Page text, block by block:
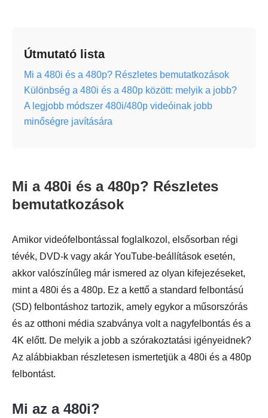
Útmutató lista
Mi a 480i és a 480p? Részletes bemutatkozások
Különbség a 480i és a 480p között: melyik a jobb?
A legjobb módszer 480i/480p videóinak jobb
minőségre javítására
Mi a 480i és a 480p? Részletes
bemutatkozások
Amikor videófelbontással foglalkozol, elsősorban régi
tévék, DVD-k vagy akár YouTube-beállítások esetén,
akkor valószínűleg már ismered az olyan kifejezéseket,
mint a 480i és a 480p. Ez a kettő a standard felbontású
(SD) felbontáshoz tartozik, amely egykor a műsorszórás
és az otthoni média szabványa volt a nagyfelbontás és a
4K előtt. De melyik a jobb a szórakoztatási igényeidnek?
Az alábbiakban részletesen ismertetjük a 480i és a 480p
felbontást.
Mi az a 480i?